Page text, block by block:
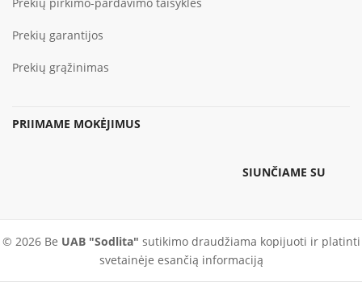
Prekių garantijos
Prekių grąžinimas
PRIIMAME MOKĖJIMUS
SIUNČIAME SU
© 2026 Be UAB "Sodlita" sutikimo draudžiama kopijuoti ir platinti
svetainėje esančią informaciją